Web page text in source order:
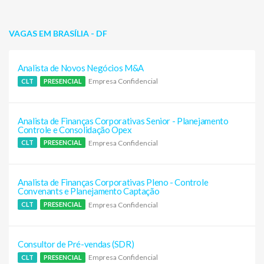
VAGAS EM BRASÍLIA - DF
Analista de Novos Negócios M&A
CLT PRESENCIAL Empresa Confidencial
Analista de Finanças Corporativas Senior - Planejamento
Controle e Consolidação Opex
CLT PRESENCIAL Empresa Confidencial
Analista de Finanças Corporativas Pleno - Controle
Convenants e Planejamento Captação
CLT PRESENCIAL Empresa Confidencial
Consultor de Pré-vendas (SDR)
CLT PRESENCIAL Empresa Confidencial